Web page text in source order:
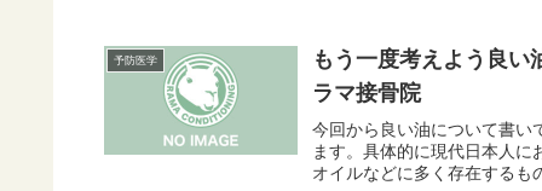
予防医学
もう一度考えよう良
ラマ接骨院
今回から良い油について書い
ます。具体的に現代日本人に
オイルなどに多く存在するも